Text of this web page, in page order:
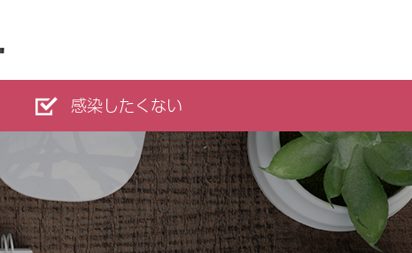
感染したくない